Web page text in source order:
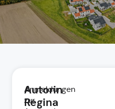
Autorin
Regina
Anmeldungen
zur